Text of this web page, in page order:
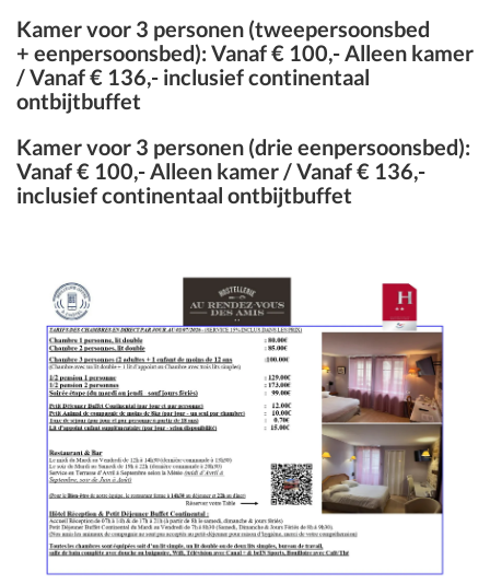
Kamervoor 3 personen (tweepersoonsbed
+ eenpersoonsbed): Vanaf € 100,- Alleen kamer
/Vanaf € 136,- inclusief continentaal
ontbijtbuffet
Kamervoor 3 personen (drie eenpersoonsbed):
Vanaf € 100,- Alleen kamer /Vanaf € 136,-
inclusief continentaal ontbijtbuffet